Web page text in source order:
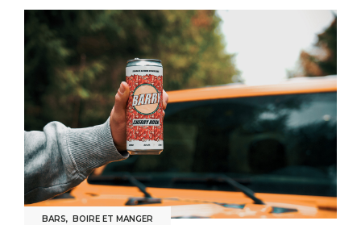
BARS, BOIRE ET MANGER